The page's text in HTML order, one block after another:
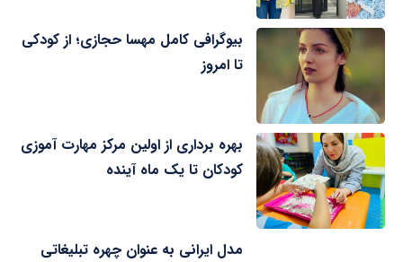
بیوگرافی کامل مهسا حجازی؛ از کودکی
تا امروز
بهره برداری از اولین مرکز مهارت آموزی
کودکان تا یک ماه آینده
مدل ایرانی به عنوان چهره تبلیغاتی